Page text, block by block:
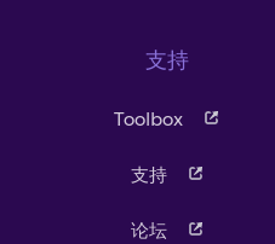
支持
Toolbox
支持
论坛